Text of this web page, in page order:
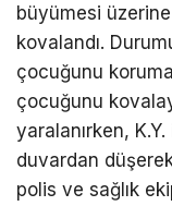
büyümesi üzerine
kovalandı.
çocuğunu
çocuğunu
yaralanırken,
duvardan
polis ve sağlık